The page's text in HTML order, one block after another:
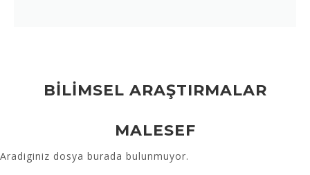
BİLİMSEL ARAŞTIRMALAR
MALESEF
Aradiginiz dosya burada bulunmuyor.